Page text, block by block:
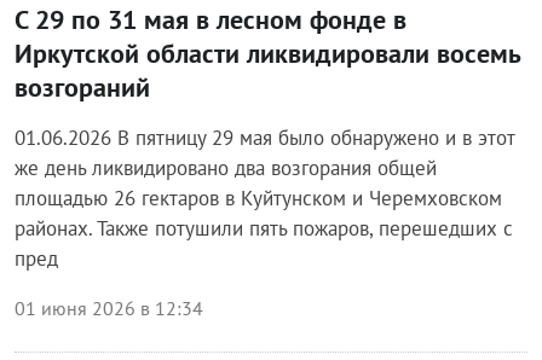
С 29 по 31 мая в лесном фонде в
Иркутской области ликвидировали восемь
возгораний
01.06.2026 В пятницу 29 мая было обнаружено и в этот
же день ликвидировано два возгорания общей
площадью 26 гектаров в Куйтунском и Черемховском
районах. Также потушили пять пожаров, перешедших с
пред
01 июня 2026 в 12:34